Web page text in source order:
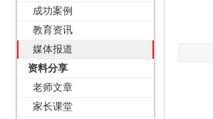
成功案例
教育资讯
媒体报道
资料分享
老师文章
家长课堂